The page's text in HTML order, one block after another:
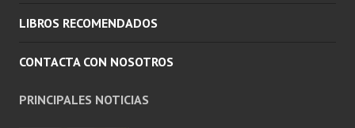
LIBROS RECOMENDADOS
CONTACTA CON NOSOTROS
PRINCIPALES NOTICIAS